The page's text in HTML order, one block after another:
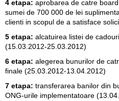
4 etapa: aprobarea de catre
sumei de 700 000 de lei
clienti in scopul de a satisface
5 etapa: alcatuirea listei de
(15.03.2012-25.03.2012)
6 etapa: alegerea bunurilor de
finale (25.03.2012-13.04.2012)
7 etapa: transferarea banilor din
ONG-urile implementatoare